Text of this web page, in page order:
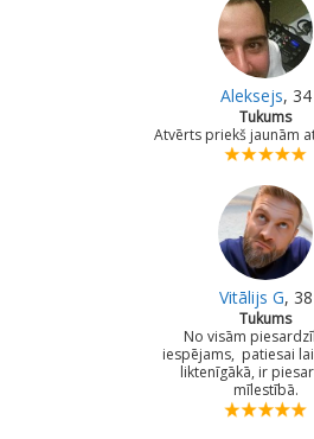
Aleksejs, 34
Tukums
Atvērts priekš jaunām
Vitālijs G, 38
Tukums
No visām
iespējams, patiesai
liktenīgākā, ir
mīlestībā.